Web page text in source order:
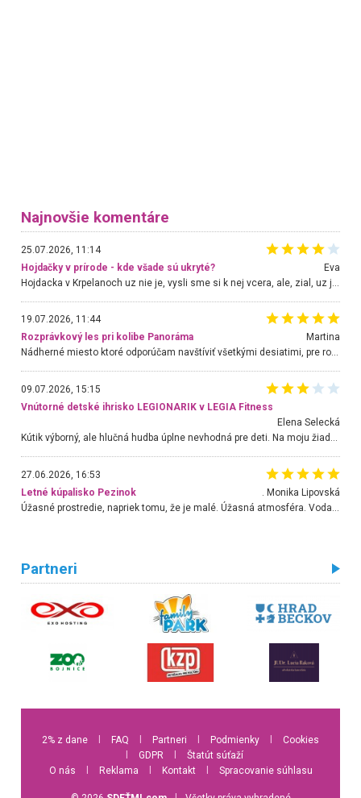
Najnovšie komentáre
25.07.2026, 11:14
Hojdačky v prírode - kde všade sú ukryté?
Eva
19.07.2026, 11:44
Rozprávkový les pri kolibe Panoráma
Martina
Nádherné miesto ktoré odporúčam navštíviť všetkými desiatimi, pre rodiny s deťmi, dôchodcom... Proste a jednoducho ozaj rozprávkový les.. určite ešte prídeme. Odniesli sme si na pamiatku krásne tričká,
09.07.2026, 15:15
Vnútorné detské ihrisko LEGIONARIK v LEGIA Fitness
Elena Selecká
Kútik výborný, ale hlučná hudba úplne nevhodná pre deti. Na moju žiadosť o aspoň sušenie nereagovali.
27.06.2026, 16:53
Letné kúpalisko Pezinok
. Monika Lipovská
Partneri
2% z dane FAQ Partneri Podmienky
Cookies
GDPR
Štatút súťaží
O nás
Reklama Kontakt Spracovanie súhlasu